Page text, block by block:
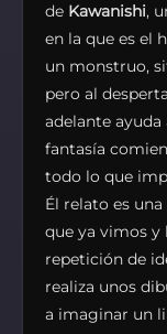
de Kawanishi,
en la que es el
un monstruo,
pero al
adelante ayuda
fantasía
todo lo que
Él relato es
que ya vimos y
repetición de
realiza unos
a imaginar un